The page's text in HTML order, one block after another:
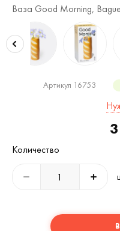
Ваза Good Morning,
Артикул 16753
Количество